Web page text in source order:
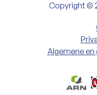
Copyright ©
Algemene